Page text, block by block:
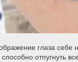
глаза себе
отпугнуть